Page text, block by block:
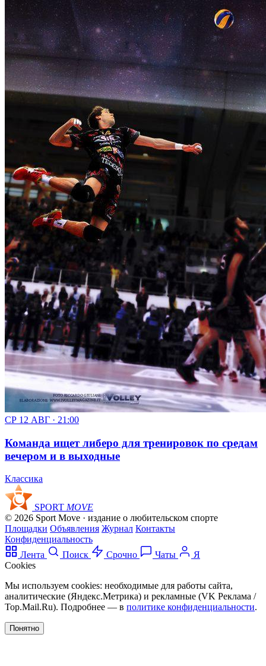
СР 12 АВГ · 21:00
Команда ищет либеро для тренировок по средам
вечером и в выходные
Классика
SPORT MOVE
© 2026 Sport Move · издание о любительском спорте
Площадки Объявления Журнал Контакты
Конфиденциальность
Лента
Поиск Срочно Чаты
Я
Cookies
Мы используем cookies: необходимые для работы сайта,
аналитические (Яндекс.Метрика) и рекламные (VK Реклама /
Top.Mail.Ru). Подробнее — в политике конфиденциальности.
Понятно